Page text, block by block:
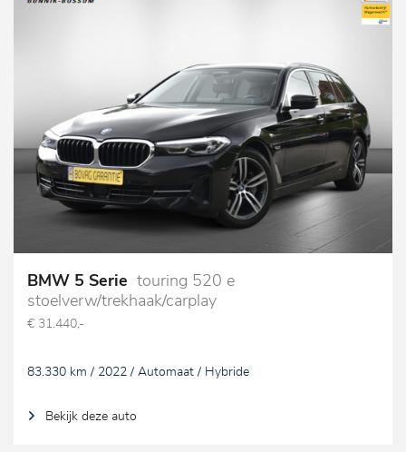
BMW 5 Serie
touring 520 e
stoelverw/trekhaak/carplay
€ 31.440,-
83.330 km / 2022 / Automaat / Hybride
Bekijk deze auto